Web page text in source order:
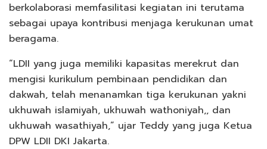
berkolaborasi memfasilitasi kegiatan ini terutama
sebagai upaya kontribusi menjaga kerukunan umat
beragama.
“LDII yang juga memiliki kapasitas merekrut dan
mengisi kurikulum pembinaan pendidikan dan
dakwah, telah menanamkan tiga kerukunan yakni
ukhuwah islamiyah, ukhuwah wathoniyah,, dan
ukhuwah wasathiyah,” ujar Teddy yang juga Ketua
DPW LDII DKI Jakarta.